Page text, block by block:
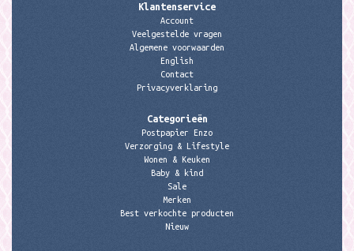
Klantenservice
Account
Veelgestelde vragen
Algemene voorwaarden
English
Contact
Privacyverklaring
Categorieën
Postpapier Enzo
Verzorging & Lifestyle
Wonen & Keuken
Baby & kind
Sale
Merken
Best verkochte producten
Nieuw